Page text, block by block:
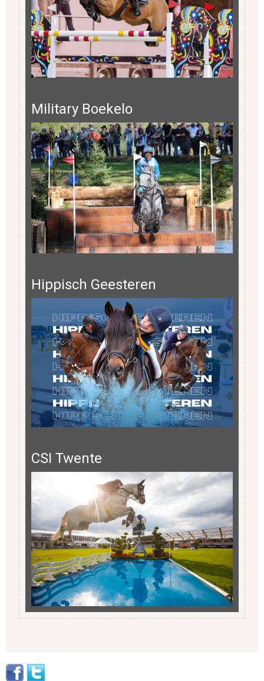
Military Boekelo
Hippisch Geesteren
CSI Twente